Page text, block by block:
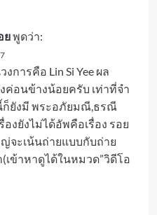
ยพูดว่า:
การคือ Lin Si Yee ผล
ค่อนข้างน้อยครับ เท่าที่จำ
ก็ยังมี พระอภัยมณี,ธรณี
องยังไม่ได้อัพคือเรื่อง รอย
จะเน้นถ่ายแบบกับถ่าย
เข้าหาดูได้ในหมวด”วิดีโอ